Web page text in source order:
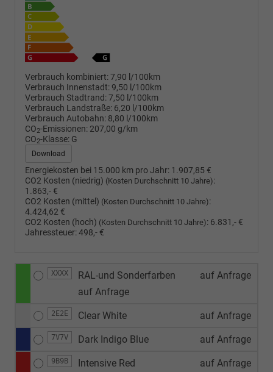
Verbrauch kombiniert:7,90 l/100km
Verbrauch Innenstadt: 9,50 l/100km
Verbrauch Stadtrand:7,50 l/100km
Verbrauch Landstraße: 6,20 l/100km
Verbrauch Autobahn: 8,80 l/100km
CO2-Emissionen: 207,00 g/km
CO2-Klasse: G
Download
Energiekosten bei 15.000 km pro Jahr: 1.907,85 €
CO2 Kosten (niedrig) (Kosten Durchschnitt 10 Jahre):
1.863,- €
CO2 Kosten (mittel) (Kosten Durchschnitt 10 Jahre):
4.424,62 €
CO2 Kosten (hoch) (Kosten Durchschnitt 10 Jahre): 6.831,- €
Jahressteuer:498,- €
XXXX
RAL-und Sonderfarben
auf Anfrage
auf Anfrage
2E2E Clear White auf Anfrage
7V7V Dark Indigo Blue auf Anfrage
9B9B Intensive Red auf Anfrage